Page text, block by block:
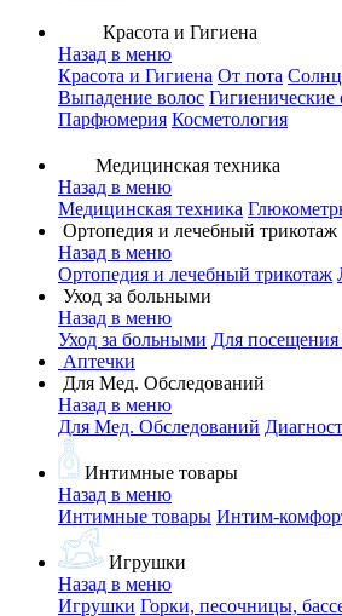
Красота и Гигиена
Назад в меню
Красота и Гигиена От пота
Выпадение волос Гигиенические
Парфюмерия Косметология
Медицинская техника
Назад в меню
Медицинская техника
Ортопедия и лечебный трикотаж
Назад в меню
Ортопедия и лечебный трикотаж
Уход за больными
Назад в меню
Уход за больными Для
Аптечки
Для Мед. Обследований
Назад в меню
Для Мед. Обследований
Интимные товары
Назад в меню
Интимные товары Интим-
Игрушки
Назад в меню
Игрушки Горки, песочницы,